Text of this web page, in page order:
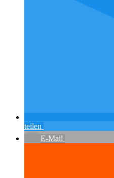
teilen
E-Mail